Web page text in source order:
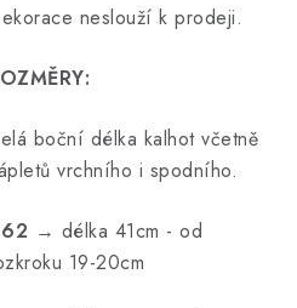
neslouží k prodeji.
boční délka kalhot včetně
vrchního i spodního.
→ délka 41cm - od
19-20cm